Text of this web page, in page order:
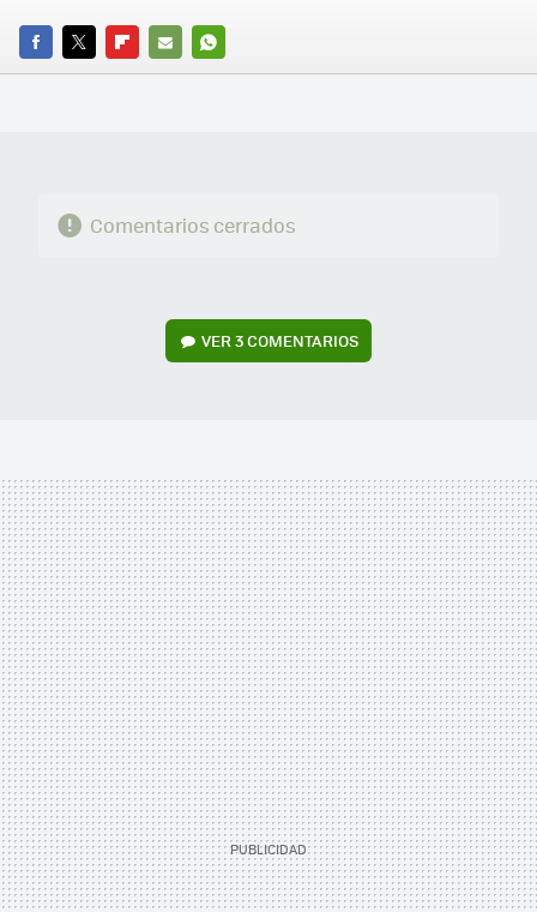
FACEBOOK
TWITTERFLIPBOARD
E-
WHATSAPP
Comentarios cerrados
VER3 COMENTARIOS